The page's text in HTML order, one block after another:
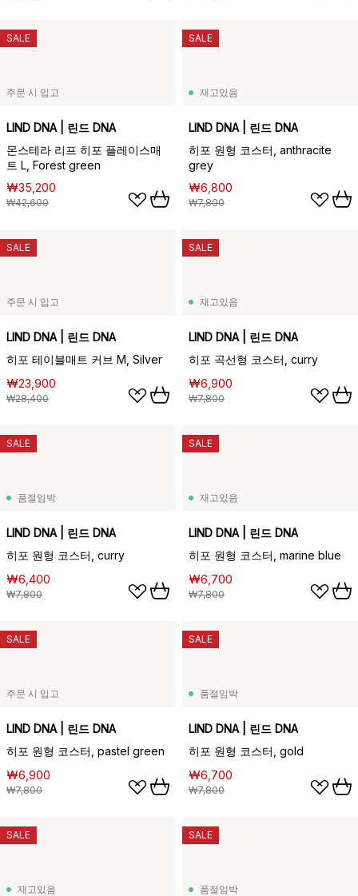
주문 시 입고
LIND DNA | 린드 DNA
몬스테라 리프 히포 플레이스매
트 L, Forest green
₩35,200
₩42,600
SALE
재고있음
LIND DNA | 린드 DNA
히포 원형 코스터, anthracite
grey
₩6,800
₩7,800
SALE
주문 시 입고
LIND DNA | 린드 DNA
히포 테이블매트 커브 M, Silver
₩23,900
₩28,400
SALE
재고있음
LIND DNA | 린드 DNA
히포 곡선형 코스터, curry
₩6,900
₩7,800
SALE
품절임박
LIND DNA | 린드 DNA
히포 원형 코스터, curry
₩6,400
₩7,800
SALE
재고있음
LIND DNA | 린드 DNA
히포 원형 코스터, marine blue
₩6,700
₩7,800
SALE
주문 시 입고
LIND DNA | 린드 DNA
히포 원형 코스터, pastel green
₩6,900
₩7,800
SALE
품절임박
LIND DNA | 린드 DNA
히포 원형 코스터, gold
₩6,700
₩7,800
SALE
재고있음
SALE
품절임박
SALE